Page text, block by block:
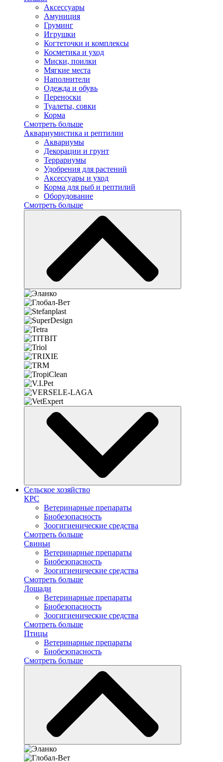
Аксессуары
Амуниция
Груминг
Игрушки
Когтеточки и комплексы
Косметика и уход
Миски, поилки
Мягкие места
Наполнители
Одежда и обувь
Переноски
Туалеты, совки
Корма
Смотреть больше
Аквариумистика и рептилии
Аквариумы
Декорации и грунт
Террариумы
Удобрения для растений
Аксессуары и уход
Корма для рыб и рептилий
Оборудование
Смотреть больше
Сельское хозяйство
КРС
Ветеринарные препараты
Биобезопасность
Зоогигиенические средства
Смотреть больше
Свиньи
Ветеринарные препараты
Биобезопасность
Зоогигиенические средства
Смотреть больше
Лошади
Ветеринарные препараты
Биобезопасность
Зоогигиенические средства
Смотреть больше
Птицы
Ветеринарные препараты
Биобезопасность
Смотреть больше